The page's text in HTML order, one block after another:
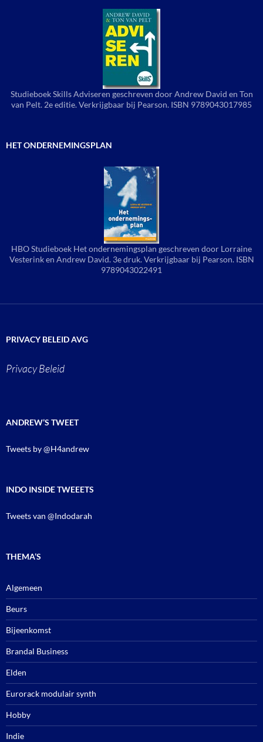
Studieboek Skills Adviseren geschreven door Andrew David en Ton
van Pelt. 2e editie. Verkrijgbaar bij Pearson. ISBN 9789043017985
HET ONDERNEMINGSPLAN
HBO Studieboek Het ondernemingsplan geschreven door Lorraine
Vesterink en Andrew David. 3e druk. Verkrijgbaar bij Pearson. ISBN
9789043022491
PRIVACY BELEID AVG
Privacy Beleid
ANDREW’S TWEET
Tweets by @H4andrew
INDO INSIDE TWEEETS
Tweets van @Indodarah
THEMA’S
Algemeen
Beurs
Bijeenkomst
Brandal Business
Elden
Eurorack modulair synth
Hobby
Indie